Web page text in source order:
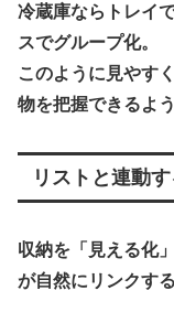
冷蔵庫ならトレイ
スでグループ化。
このように見やす
物を把握できるよ
リストと連動
収納を「見える化
が自然にリンクす